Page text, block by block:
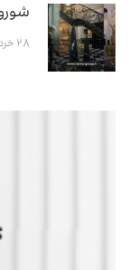
۲۸ خرداد ۱۴۰۴